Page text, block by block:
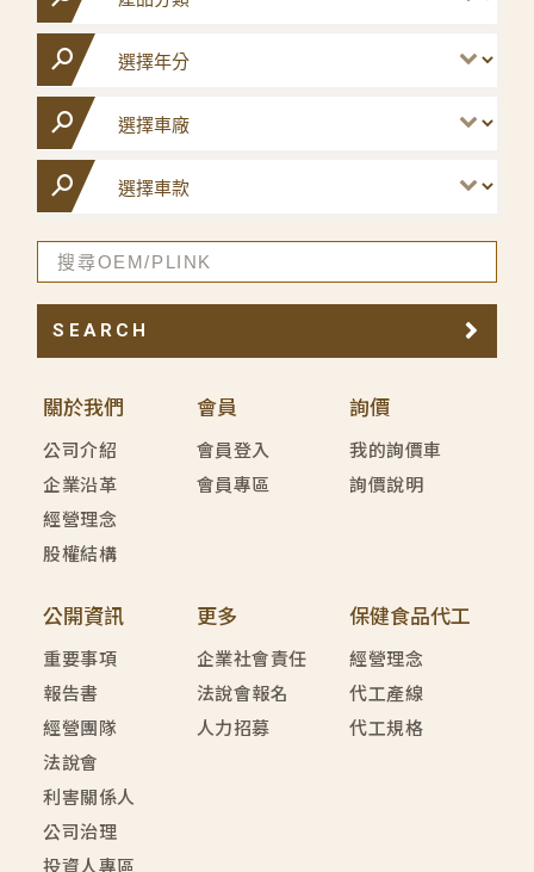
關於我們
公司介紹
企業沿革
經營理念
股權結構
會員
會員登入
會員專區
詢價
我的詢價車
詢價說明
公開資訊
重要事項
報告書
經營團隊
法說會
利害關係人
公司治理
投資人專區
更多
企業社會責任
法說會報名
人力招募
保健食品代工
經營理念
代工產線
代工規格
SEARCH